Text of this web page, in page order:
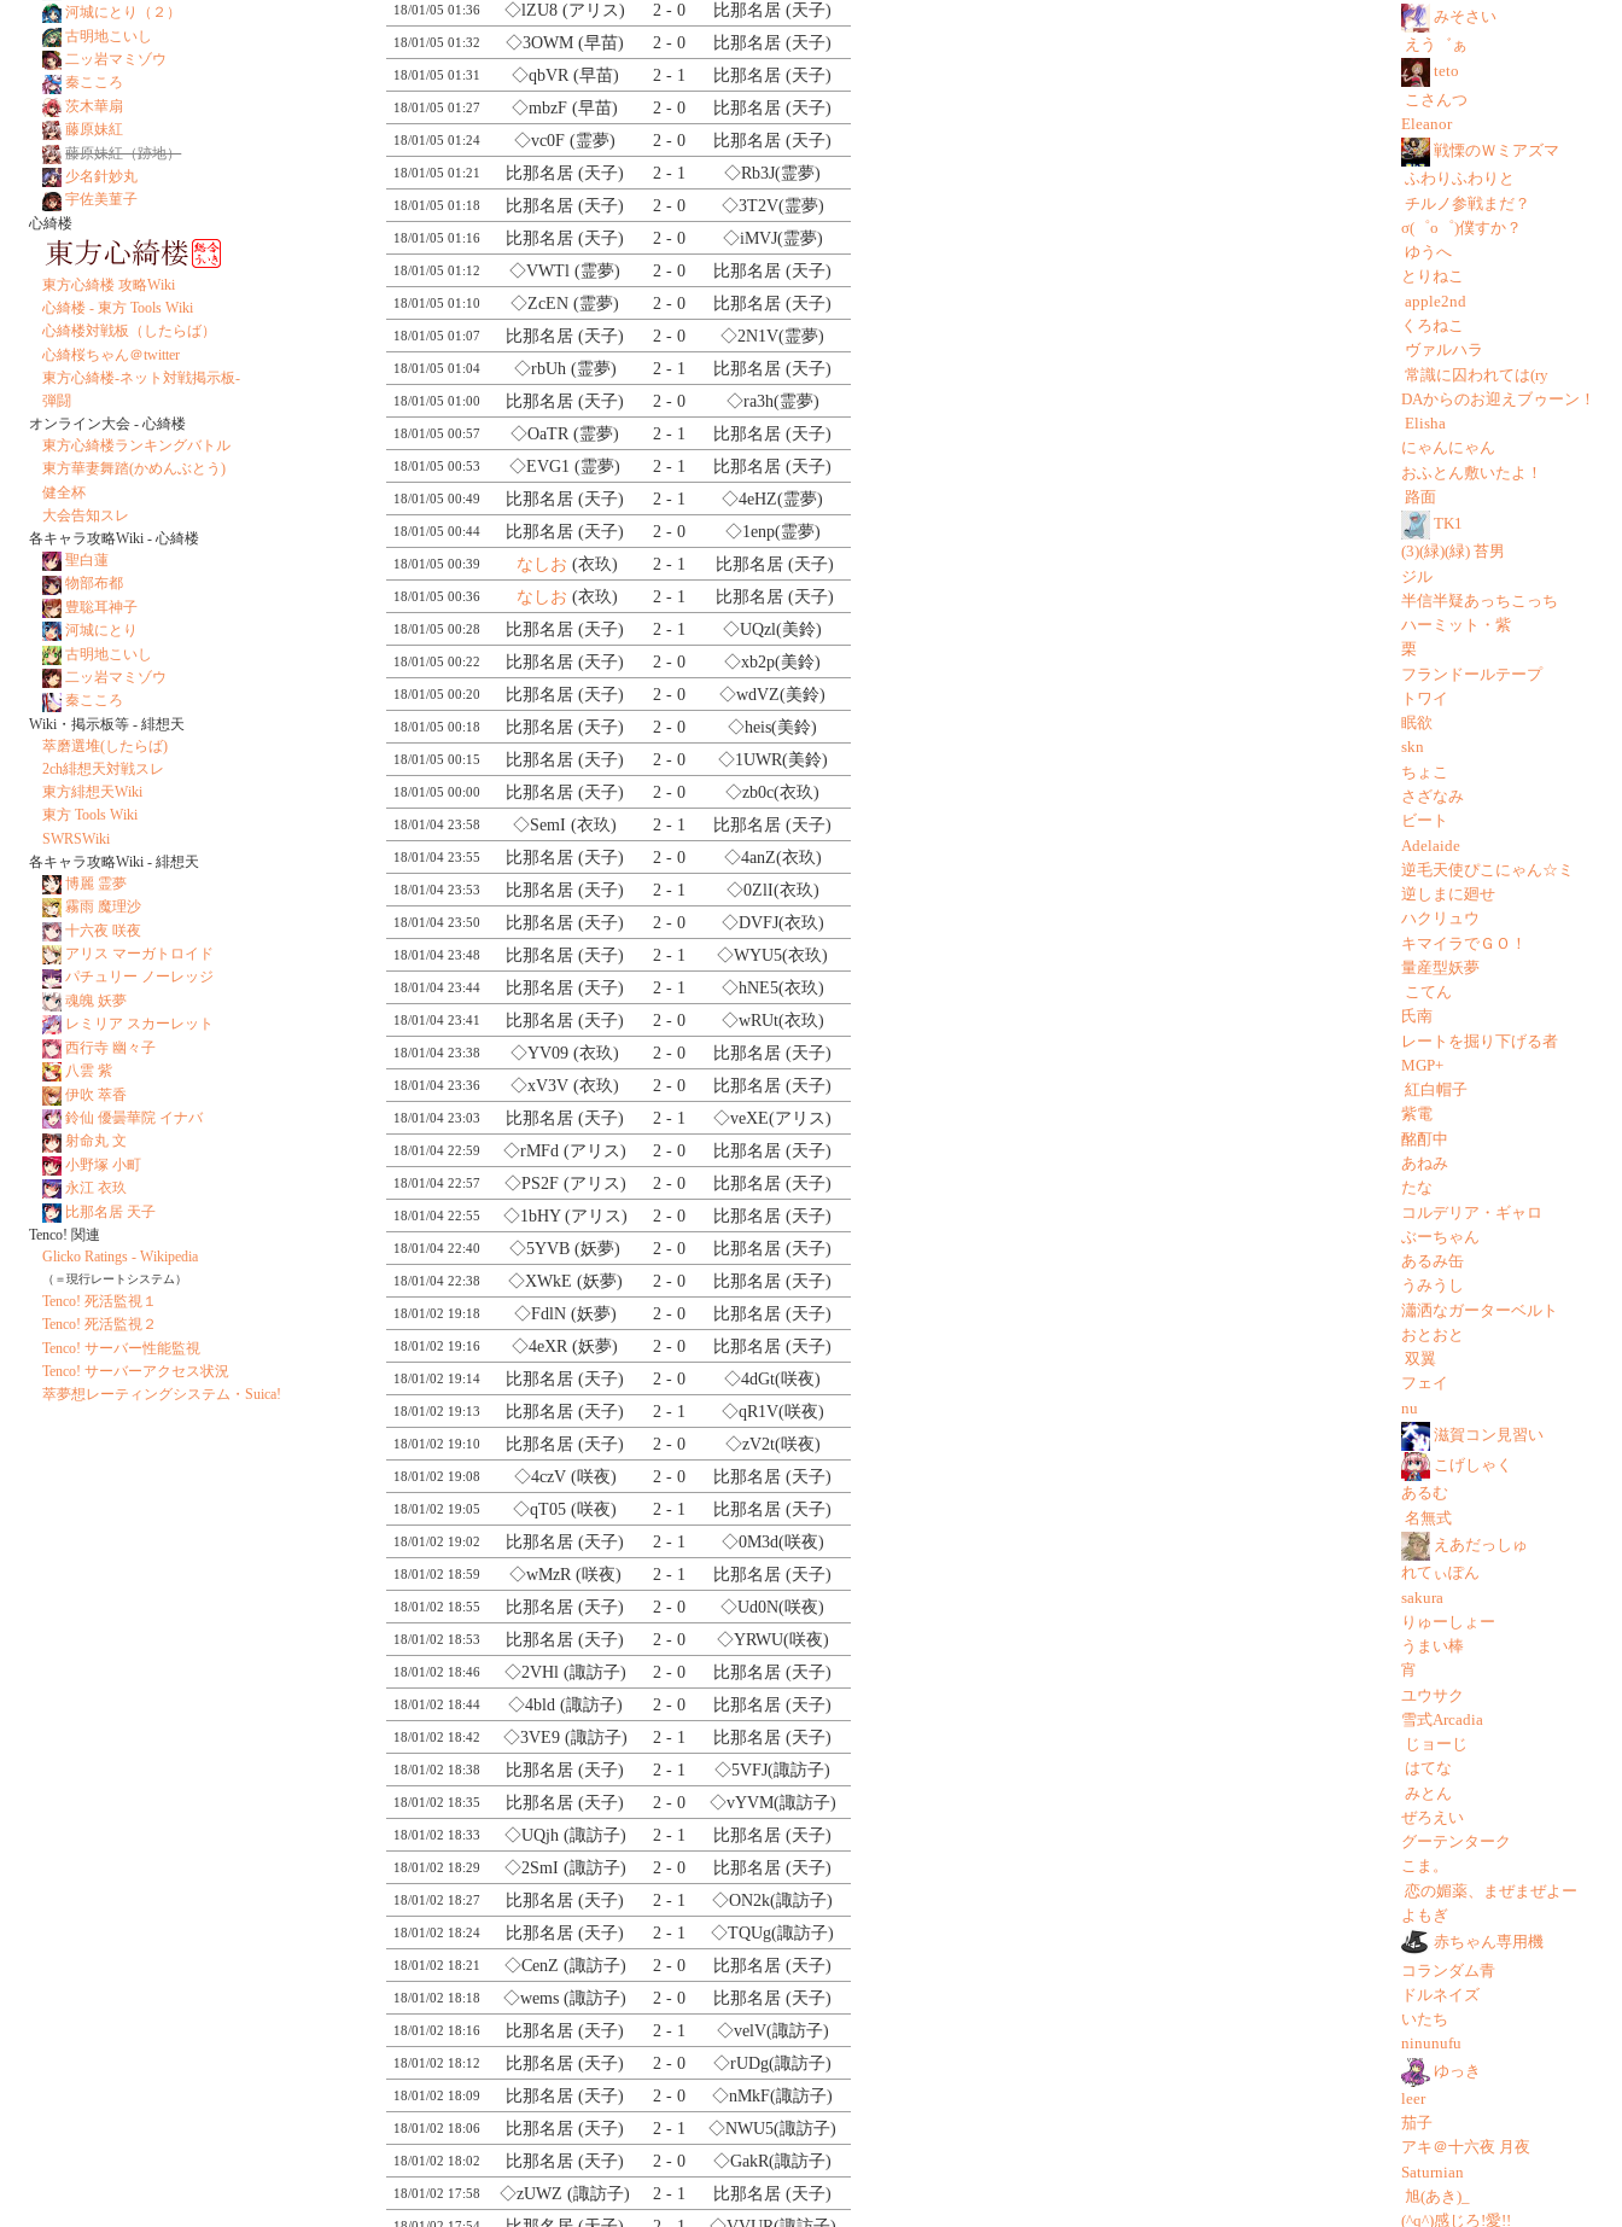
18/01/05 01:36 ◇lZU8 (アリス) 2 - 0 比那名居 (天子)
18/01/05 01:32 ◇3OWM (早苗) 2 - 0 比那名居 (天子)
18/01/05 01:31 ◇qbVR(早苗) 2 - 1 比那名居 (天子)
18/01/05 01:27 ◇mbzF (早苗) 2 - 0 比那名居 (天子)
18/01/05 01:24 ◇vc0F (霊夢) 2 - 0 比那名居 (天子)
18/01/05 01:21 比那名居 (天子) 2 - 1 ◇Rb3J(霊夢)
18/01/05 01:18 比那名居 (天子) 2 - 0 ◇3T2V(霊夢)
18/01/05 01:16 比那名居 (天子) 2 - 0 ◇iMVJ(霊夢)
18/01/05 01:12 ◇VWTl (霊夢) 2 - 0 比那名居 (天子)
18/01/05 01:10 ◇ZcEN (霊夢) 2 - 0 比那名居 (天子)
18/01/05 01:07 比那名居 (天子) 2 - 0 ◇2N1V(霊夢)
18/01/05 01:04 ◇rbUh(霊夢) 2 - 1 比那名居 (天子)
18/01/05 01:00 比那名居 (天子) 2 - 0 ◇ra3h(霊夢)
18/01/05 00:57 ◇OaTR(霊夢) 2 - 1 比那名居 (天子)
18/01/05 00:53 ◇EVG1 (霊夢) 2 - 1 比那名居 (天子)
18/01/05 00:49 比那名居 (天子) 2 - 1 ◇4eHZ(霊夢)
18/01/05 00:44 比那名居 (天子) 2 - 0 ◇1enp(霊夢)
18/01/05 00:39 なしお (衣玖) 2 - 1 比那名居 (天子)
18/01/05 00:36 なしお (衣玖) 2 - 1 比那名居 (天子)
18/01/05 00:28 比那名居 (天子) 2 - 1 ◇UQzl(美鈴)
18/01/05 00:22 比那名居 (天子) 2 - 0 ◇xb2p(美鈴)
18/01/05 00:20 比那名居 (天子) 2 - 0 ◇wdVZ(美鈴)
18/01/05 00:18 比那名居 (天子) 2 - 0 ◇heis(美鈴)
18/01/05 00:15 比那名居 (天子) 2 - 0 ◇1UWR(美鈴)
18/01/05 00:00 比那名居 (天子) 2 - 0 ◇zb0c(衣玖)
18/01/04 23:58 ◇SemI (衣玖) 2 - 1 比那名居 (天子)
18/01/04 23:55 比那名居 (天子) 2 - 0 ◇4anZ(衣玖)
18/01/04 23:53 比那名居 (天子) 2 - 1 ◇0ZlI(衣玖)
18/01/04 23:50 比那名居 (天子) 2 - 0 ◇DVFJ(衣玖)
18/01/04 23:48 比那名居 (天子) 2 - 1 ◇WYU5(衣玖)
18/01/04 23:44 比那名居 (天子) 2 - 1 ◇hNE5(衣玖)
18/01/04 23:41 比那名居 (天子) 2 - 0 ◇wRUt(衣玖)
18/01/04 23:38 ◇YV09 (衣玖) 2 - 0 比那名居 (天子)
18/01/04 23:36 ◇xV3V (衣玖) 2 - 0 比那名居 (天子)
18/01/04 23:03 比那名居 (天子) 2 - 1 ◇veXE(アリス)
18/01/04 22:59 ◇rMFd (アリス) 2 - 0 比那名居 (天子)
18/01/04 22:57 ◇PS2F(アリス) 2 - 0 比那名居 (天子)
18/01/04 22:55 ◇1bHY(アリス) 2 - 0 比那名居 (天子)
18/01/04 22:40 ◇5YVB (妖夢) 2 - 0 比那名居 (天子)
18/01/04 22:38 ◇XWkE (妖夢) 2 - 0 比那名居 (天子)
18/01/02 19:18 ◇FdlN(妖夢) 2 - 0 比那名居 (天子)
18/01/02 19:16 ◇4eXR(妖夢) 2 - 0 比那名居 (天子)
18/01/02 19:14 比那名居 (天子) 2 - 0 ◇4dGt(咲夜)
18/01/02 19:13 比那名居 (天子) 2 - 1 ◇qR1V(咲夜)
18/01/02 19:10 比那名居 (天子) 2 - 0 ◇zV2t(咲夜)
18/01/02 19:08 ◇4czV(咲夜) 2 - 0 比那名居 (天子)
18/01/02 19:05 ◇qT05 (咲夜) 2 - 1 比那名居 (天子)
18/01/02 19:02 比那名居 (天子) 2 - 1 ◇0M3d(咲夜)
18/01/02 18:59 ◇wMzR(咲夜) 2 - 1 比那名居 (天子)
18/01/02 18:55 比那名居 (天子) 2 - 0 ◇Ud0N(咲夜)
18/01/02 18:53 比那名居 (天子) 2 - 0 ◇YRWU(咲夜)
18/01/02 18:46 ◇2VHl(諏訪子) 2 - 0 比那名居 (天子)
18/01/02 18:44 ◇4bld(諏訪子) 2 - 0 比那名居 (天子)
18/01/02 18:42 ◇3VE9(諏訪子) 2 - 1 比那名居 (天子)
18/01/02 18:38 比那名居 (天子) 2 - 1 ◇5VFJ(諏訪子)
18/01/02 18:35 比那名居 (天子) 2 - 0 ◇vYVM(諏訪子)
18/01/02 18:33 ◇UQjh(諏訪子) 2 - 1 比那名居 (天子)
18/01/02 18:29 ◇2SmI (諏訪子) 2 - 0 比那名居 (天子)
18/01/02 18:27 比那名居 (天子) 2 - 1 ◇ON2k(諏訪子)
18/01/02 18:24 比那名居 (天子) 2 - 1 ◇TQUg(諏訪子)
18/01/02 18:21 ◇CenZ (諏訪子) 2 - 0 比那名居 (天子)
18/01/02 18:18 ◇wems (諏訪子) 2 - 0 比那名居 (天子)
18/01/02 18:16 比那名居 (天子) 2 - 1 ◇velV(諏訪子)
18/01/02 18:12 比那名居 (天子) 2 - 0 ◇rUDg(諏訪子)
18/01/02 18:09 比那名居 (天子) 2 - 0 ◇nMkF(諏訪子)
18/01/02 18:06 比那名居 (天子) 2 - 1 ◇NWU5(諏訪子)
18/01/02 18:02 比那名居 (天子) 2 - 0 ◇GakR(諏訪子)
18/01/02 17:58 ◇zUWZ (諏訪子) 2 - 1 比那名居 (天子)
河城にとり（２）
古明地こいし
二ッ岩マミゾウ
秦こころ
茨木華扇
藤原妹紅
藤原妹紅（跡地）
少名針妙丸
宇佐美菫子
心綺楼
東方心綺楼 攻略Wiki
心綺楼 - 東方 Tools Wiki
心綺楼対戦板（したらば）
心綺桜ちゃん＠twitter
東方心綺楼-ネット対戦掲示板-
弾闘
オンライン大会 - 心綺楼
東方心綺楼ランキングバトル
東方華妻舞踏(かめんぶとう)
健全杯
大会告知スレ
各キャラ攻略Wiki - 心綺楼
聖白蓮
物部布都
豊聡耳神子
河城にとり
古明地こいし
二ッ岩マミゾウ
秦こころ
Wiki・掲示板等 - 緋想天
萃磨選堆(したらば)
2ch緋想天対戦スレ
東方緋想天Wiki
東方 Tools Wiki
SWRSWiki
各キャラ攻略Wiki - 緋想天
博麗 霊夢
霧雨 魔理沙
十六夜 咲夜
アリス マーガトロイド
パチュリー ノーレッジ
魂魄 妖夢
レミリア スカーレット
西行寺 幽々子
八雲 紫
伊吹 萃香
鈴仙 優曇華院 イナバ
射命丸 文
小野塚 小町
永江 衣玖
比那名居 天子
Tenco! 関連
Glicko Ratings - Wikipedia
（＝現行レートシステム）
Tenco! 死活監視１
Tenco! 死活監視２
Tenco! サーバー性能監視
Tenco! サーバーアクセス状況
萃夢想レーティングシステム・Suica!
みそさい
えう゛ぁ
teto
こさんつ
Eleanor
戦慄のＷミアズマ
ふわりふわりと
チルノ参戦まだ？
σ(゜o゜)僕すか？
ゆうへ
とりねこ
apple2nd
くろねこ
ヴァルハラ
常識に囚われては(ry
DAからのお迎えブゥーン！
Elisha
にゃんにゃん
おふとん敷いたよ！
路面
TK1
(3)(緑)(緑) 苔男
ジル
半信半疑あっちこっち
ハーミット・紫
栗
フランドールテープ
トワイ
眠欲
skn
ちょこ
さざなみ
ビート
Adelaide
逆毛天使ぴこにゃん☆ミ
逆しまに廻せ
ハクリュウ
キマイラでＧＯ！
量産型妖夢
こてん
氏南
レートを掘り下げる者
MGP+
紅白帽子
紫電
酩酊中
あねみ
たな
コルデリア・ギャロ
ぶーちゃん
あるみ缶
うみうし
瀟洒なガーターベルト
おとおと
双翼
フェイ
nu
滋賀コン見習い
こげしゃく
あるむ
名無式
えあだっしゅ
れてぃぽん
sakura
りゅーしょー
うまい棒
宵
ユウサク
雪式Arcadia
じョーじ
はてな
みとん
ぜろえい
グーテンターク
こま。
恋の媚薬、まぜまぜよー
よもぎ
赤ちゃん専用機
コランダム青
ドルネイズ
いたち
ninunufu
ゆっき
leer
茄子
アキ＠十六夜 月夜
Saturnian
旭(あき)_
(^q^)感じろ!愛!!